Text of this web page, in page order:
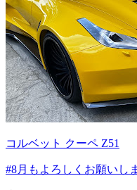
コルベット クーペ Z51
#8月もよろしくお願いし